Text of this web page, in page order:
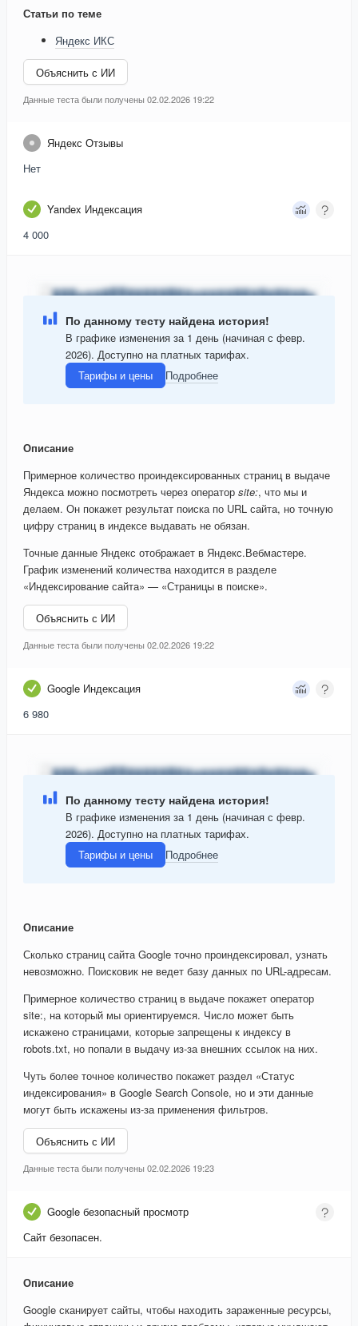
Статьи по теме
Яндекс ИКС
Объяснить с ИИ
Данные теста были получены 02.02.2026 19:22
Яндекс Отзывы
Нет
Yandex Индексация
4 000
По данному тесту найдена история!
В графике изменения за 1 день (начиная с февр.
2026). Доступно на платных тарифах.
Тарифы и цены
Подробнее
Описание
Примерное количество проиндексированных страниц в выдаче
Яндекса можно посмотреть через оператор site:, что мы и
делаем. Он покажет результат поиска по URL сайта, но точную
цифру страниц в индексе выдавать не обязан.
Точные данные Яндекс отображает в Яндекс.Вебмастере.
График изменений количества находится в разделе
«Индексирование сайта» — «Страницы в поиске».
Объяснить с ИИ
Данные теста были получены 02.02.2026 19:22
Google Индексация
6 980
По данному тесту найдена история!
В графике изменения за 1 день (начиная с февр.
2026). Доступно на платных тарифах.
Тарифы и цены
Подробнее
Описание
Сколько страниц сайта Google точно проиндексировал, узнать
невозможно. Поисковик не ведет базу данных по URL-адресам.
Примерное количество страниц в выдаче покажет оператор
site:, на который мы ориентируемся. Число может быть
искажено страницами, которые запрещены к индексу в
robots.txt, но попали в выдачу из-за внешних ссылок на них.
Чуть более точное количество покажет раздел «Статус
индексирования» в Google Search Console, но и эти данные
могут быть искажены из-за применения фильтров.
Объяснить с ИИ
Данные теста были получены 02.02.2026 19:23
Google безопасный просмотр
Сайт безопасен.
Описание
Google сканирует сайты, чтобы находить зараженные ресурсы,